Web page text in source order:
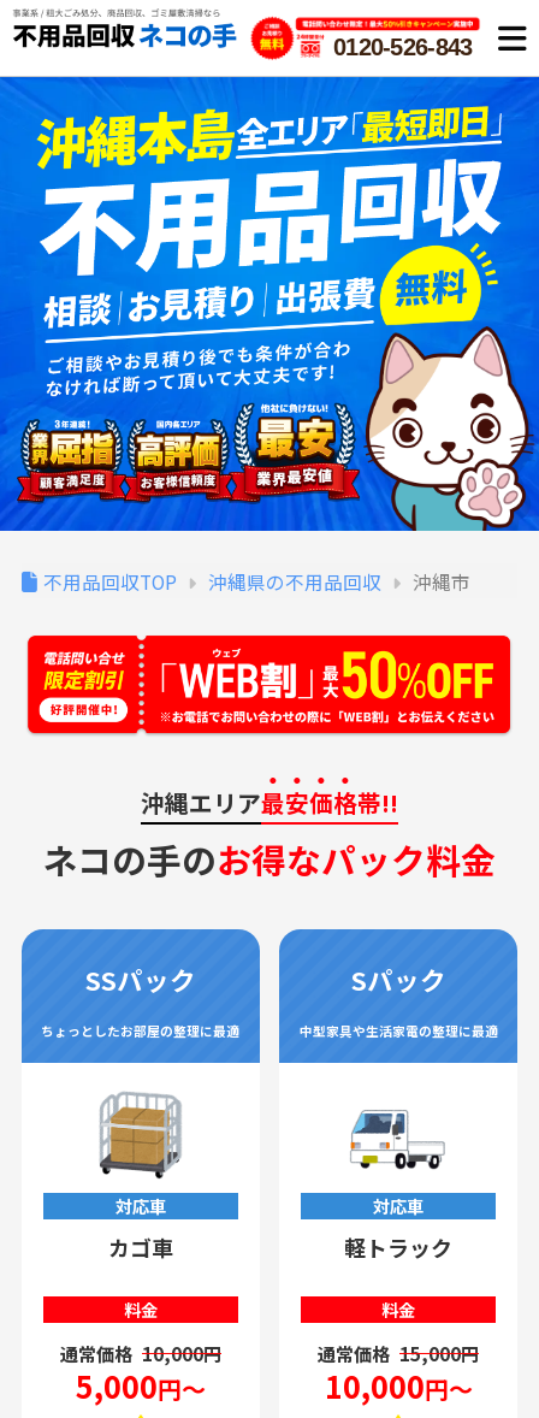
0120-526-843
不用品回収TOP 沖縄県の不用品回収 沖縄市
沖縄エリア最安価格帯!!
ネコの手のお得なパック料金
SSパック
ちょっとしたお部屋の整理に最適
対応車
カゴ車
料金
通常価格 10,000円
5,000円～
Sパック
中型家具や生活家電の整理に最適
対応車
軽トラック
料金
通常価格 15,000円
10,000円～